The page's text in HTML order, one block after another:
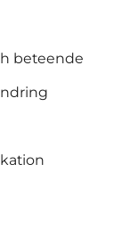
beteende